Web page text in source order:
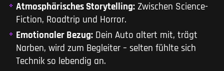
Atmosphärisches Storytelling: Zwischen Science-
Fiction, Roadtrip und Horror.
Emotionaler Bezug: Dein Auto altert mit, trägt
Narben, wird zum Begleiter – selten fühlte sich
Technik so lebendig an.